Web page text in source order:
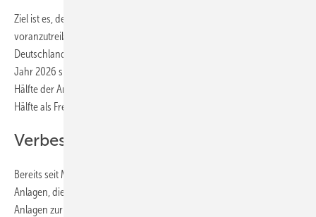
Ziel ist es, den Ausbau von erneuerbaren Energien deutlich
voranzutreiben. So soll die gesamte Photovoltaik-Anlagenleistung in
Deutschland bis zum Jahresende um 9 GW erhöht werden, bis zum
Jahr 2026 sind weitere 22 GW Anlagen-Leistung geplant. Etwa die
Hälfte der Anlagen soll auf Dächern entstehen, während die andere
Hälfte als Freiflächenanlagen geplant ist.
Verbesserungen aus den EEG
Bereits seit Mitte 2022 gelten höhere Vergütungssätze für Strom aus
Anlagen, die seitdem in Betrieb genommen wurden. Es wird zwischen
Anlagen zur Eigenversorgung und Anlagen zur Volleinspeisung